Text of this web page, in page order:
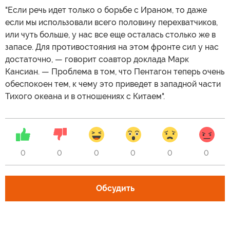
"Если речь идет только о борьбе с Ираном, то даже
если мы использовали всего половину перехватчиков,
или чуть больше, у нас все еще осталась столько же в
запасе. Для противостояния на этом фронте сил у нас
достаточно, — говорит соавтор доклада Марк
Кансиан. — Проблема в том, что Пентагон теперь очень
обеспокоен тем, к чему это приведет в западной части
Тихого океана и в отношениях с Китаем".
0 0 0 0 0 0
Обсудить